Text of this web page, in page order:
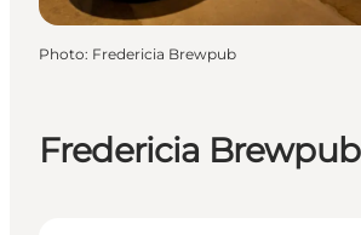
Fredericia Brewpub
Photo: Fredericia Brewpub